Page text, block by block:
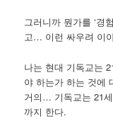
그러니까 뭔가를 ‘경
고… 이런 싸우려 이
나는 현대 기독교는
야 하는가 하는 것에
거의… 기독교는 21
까지 한다.